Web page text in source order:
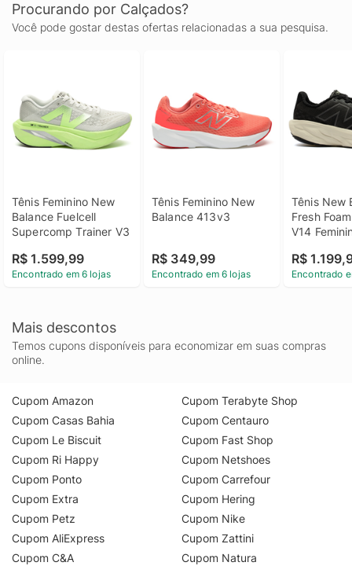
Procurando por Calçados?
Você pode gostar destas ofertas relacionadas a sua pesquisa.
Tênis Feminino New
Balance Fuelcell
Supercomp Trainer V3
R$ 1.599,99
Encontrado em 6 lojas
Tênis Feminino New
Balance 413v3
R$ 349,99
Encontrado em 6 lojas
Tênis New
Fresh
V14
R$
Encontrado
Mais descontos
Temos cupons disponíveis para economizar em suas compras
online.
Cupom Amazon
Cupom Casas Bahia
Cupom Le Biscuit
Cupom Ri Happy
Cupom Ponto
Cupom Extra
Cupom Petz
Cupom AliExpress
Cupom C&A
Cupom Terabyte Shop
Cupom Centauro
Cupom Fast Shop
Cupom Netshoes
Cupom Carrefour
Cupom Hering
Cupom Nike
Cupom Zattini
Cupom Natura